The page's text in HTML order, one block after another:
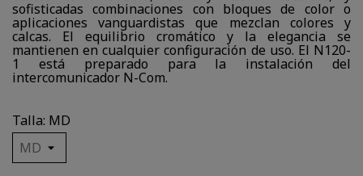
sofisticadas combinaciones con bloques de color o
aplicaciones vanguardistas que mezclan colores y
calcas. El equilibrio cromático y la elegancia se
mantienen en cualquier configuración de uso. El N120-
1 está preparado para la instalación del
intercomunicador N-Com.
Talla: MD